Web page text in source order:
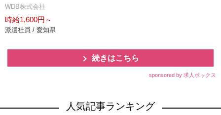
WDB株式会社
時給1,600円～
派遣社員 / 愛知県
続きはこちら
sponsored by 求人ボックス
人気記事ランキング